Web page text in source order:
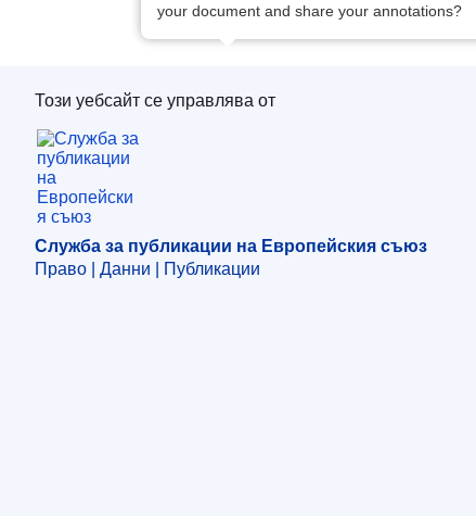
your document and share your annotations?
Служба за публикации на Европейския съюз
Този уебсайт се управлява от
Служба за публикации на Европейския съюз
Право | Данни | Публикации